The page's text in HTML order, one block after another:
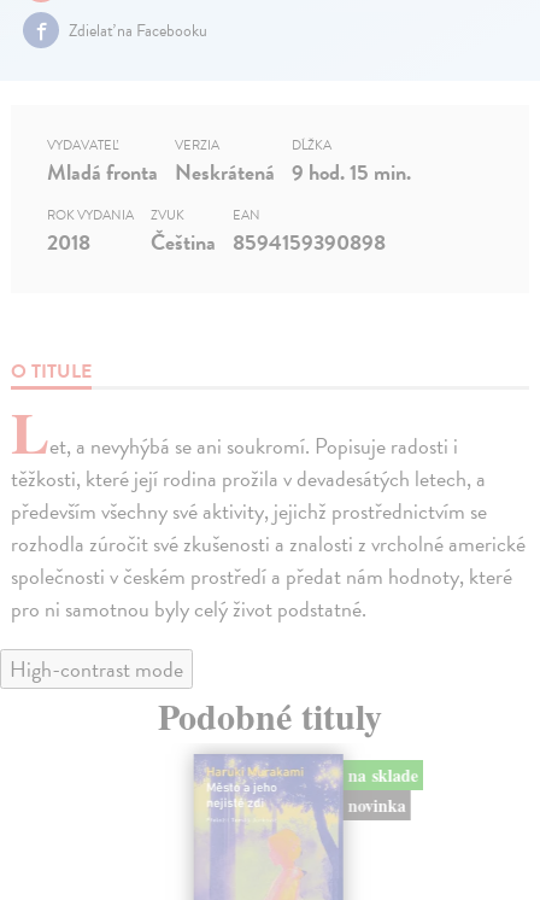
Zdielať na Facebooku
O TITULE
Let, a nevyhýbá se ani soukromí. Popisuje radosti i
těžkosti, které její rodina prožila v devadesátých letech, a
především všechny své aktivity, jejichž prostřednictvím se
rozhodla zúročit své zkušenosti a znalosti z vrcholné americké
společnosti v českém prostředí a předat nám hodnoty, které
pro ni samotnou byly celý život podstatné.
VYDAVATEĽ
Mladá fronta
VERZIA
Neskrátená
DĹŽKA
9 hod. 15 min.
ROK VYDANIA
2018
ZVUK
Čeština
EAN
8594159390898
High-contrast mode
Podobné tituly
na sklade
novinka